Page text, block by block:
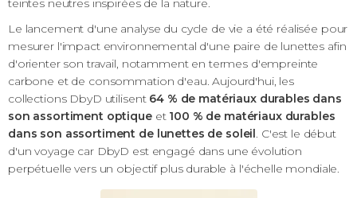
teintes neutres inspirées de la nature.
Le lancement d'une analyse du cycle de vie a été réalisée pour
mesurer l'impact environnemental d'une paire de lunettes afin
d'orienter son travail, notamment en termes d'empreinte
carbone et de consommation d'eau. Aujourd'hui, les
collections DbyD utilisent 64 % de matériaux durables dans
son assortiment optique et 100 % de matériaux durables
dans son assortiment de lunettes de soleil. C'est le début
d'un voyage car DbyD est engagé dans une évolution
perpétuelle vers un objectif plus durable à l'échelle mondiale.